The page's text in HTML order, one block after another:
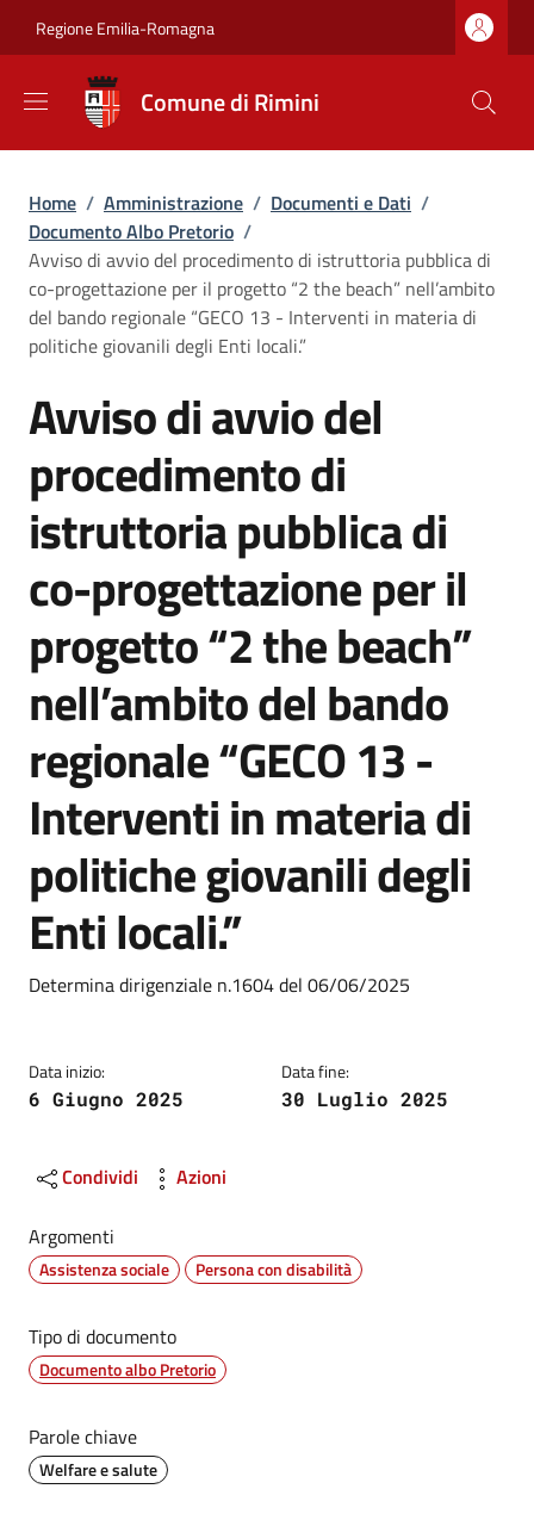
Regione Emilia-Romagna
Comune di Rimini
Briciole di pane
Home / Amministrazione / Documenti e Dati /
Documento Albo Pretorio /
Avviso di avvio del procedimento di istruttoria pubblica di
co-progettazione per il progetto “2 the beach” nell’ambito
del bando regionale “GECO 13 - Interventi in materia di
politiche giovanili degli Enti locali.”
Avviso di avvio del
procedimento di
istruttoria pubblica di
co-progettazione per il
progetto “2 the beach”
nell’ambito del bando
regionale “GECO 13 -
Interventi in materia di
politiche giovanili degli
Enti locali.”
Dettagli
Determina dirigenziale n.1604 del 06/06/2025
Data inizio:
6 Giugno 2025
Data fine:
30 Luglio 2025
Condividi Azioni
Argomenti
Assistenza sociale Persona con disabilità
Tipo di documento
Documento albo Pretorio
Parole chiave
Welfare e salute